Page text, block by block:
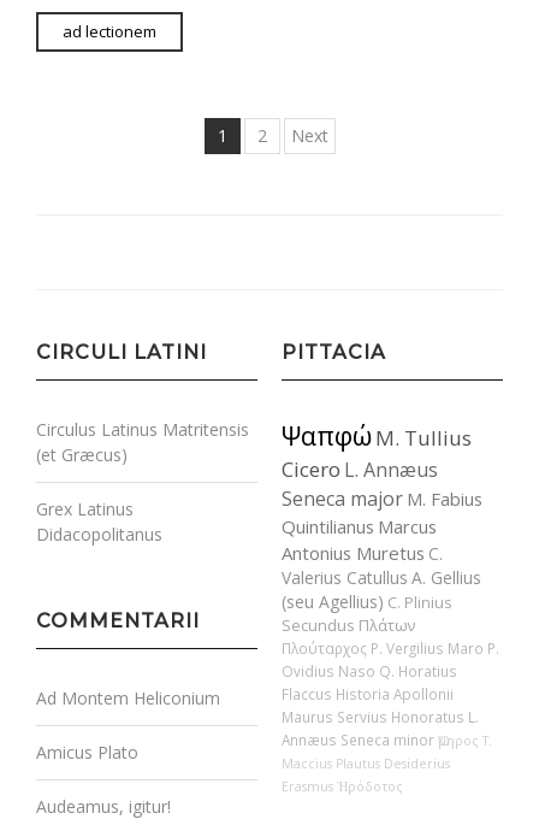
ad lectionem
1 2 Next
CIRCULI LATINI
Circulus Latinus Matritensis
(et Græcus)
Grex Latinus
Didacopolitanus
COMMENTARII
Ad Montem Heliconium
Amicus Plato
Audeamus, igitur!
PITTACIA
ΨαπφώM. Tullius
Cicero L. Annæus
Seneca major M. Fabius
Quintilianus Marcus
Antonius Muretus C.
Valerius Catullus A. Gellius
(seu Agellius) C. Plinius
Secundus Πλάτων
Πλούταρχος P. Vergilius Maro P.
Ovidius Naso Q. Horatius
Flaccus Historia Apollonii
Maurus Servius Honoratus L.
Annæus Seneca minor Ὅμηρος T.
Maccius Plautus Desiderius
Erasmus Ἡρόδοτος